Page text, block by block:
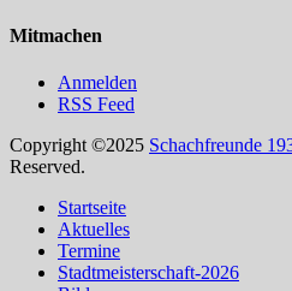
Mitmachen
Anmelden
RSS Feed
Copyright ©2025 Schachfreunde
Reserved.
oben
scrollen
Startseite
Aktuelles
Termine
Stadtmeisterschaft-2026